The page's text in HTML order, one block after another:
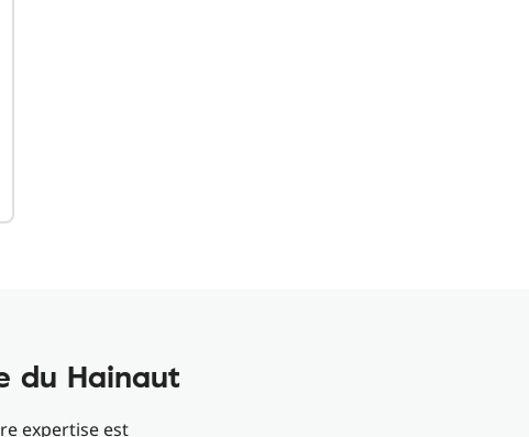
du Hainaut
expertise est